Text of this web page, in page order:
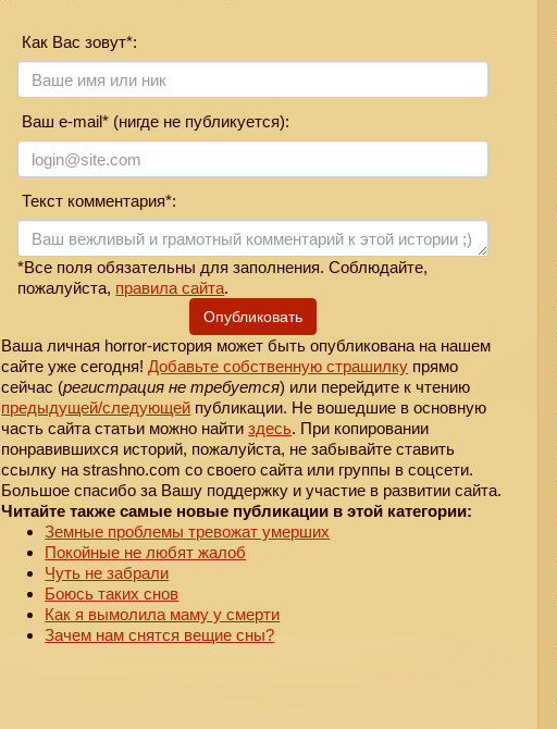
Как Вас зовут*:
Ваш e-mail* (нигде не публикуется):
Текст комментария*:
*Все поля обязательны для заполнения. Соблюдайте,
пожалуйста, правила сайта.
Опубликовать
Ваша личная horror-история может быть опубликована на нашем
сайте уже сегодня!Добавьте собственную страшилку прямо
сейчас (регистрация не требуется) или перейдите к чтению
предыдущей/следующей публикации. Не вошедшие в основную
часть сайта статьи можно найтиздесь. При копировании
понравившихся историй, пожалуйста, не забывайте ставить
ссылку на strashno.com со своего сайта или группы в соцсети.
Большое спасибо за Вашу поддержку и участие в развитии сайта.
Читайте также самые новые публикации в этой категории:
Земные проблемы тревожат умерших
Покойные не любят жалоб
Чуть не забрали
Боюсь таких снов
Как я вымолила маму у смерти
Зачем нам снятся вещие сны?